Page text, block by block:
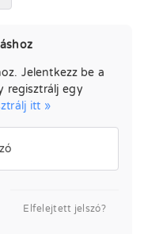
Jelentkezz be a
regisztrálj egy
itt »
Elfelejtett jelszó?